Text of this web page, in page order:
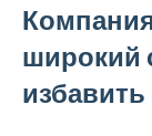
широкий